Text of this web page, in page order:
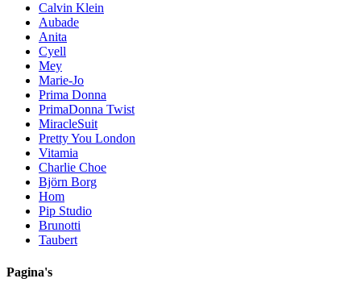
Calvin Klein
Aubade
Anita
Cyell
Mey
Marie-Jo
Prima Donna
PrimaDonna Twist
MiracleSuit
Pretty You London
Vitamia
Charlie Choe
Björn Borg
Hom
Pip Studio
Brunotti
Taubert
Pagina's